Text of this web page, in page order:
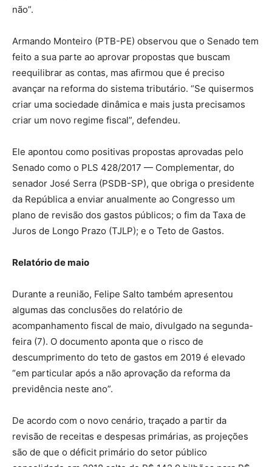
não”.
Armando Monteiro (PTB-PE) observou que o Senado tem
feito a sua parte ao aprovar propostas que buscam
reequilibrar as contas, mas afirmou que é preciso
avançar na reforma do sistema tributário. “Se quisermos
criar uma sociedade dinâmica e mais justa precisamos
criar um novo regime fiscal”, defendeu.
Ele apontou como positivas propostas aprovadas pelo
Senado como o PLS 428/2017 — Complementar, do
senador José Serra (PSDB-SP), que obriga o presidente
da República a enviar anualmente ao Congresso um
plano de revisão dos gastos públicos; o fim da Taxa de
Juros de Longo Prazo (TJLP); e o Teto de Gastos.
Relatório de maio
Durante a reunião, Felipe Salto também apresentou
algumas das conclusões do relatório de
acompanhamento fiscal de maio, divulgado na segunda-
feira (7). O documento aponta que o risco de
descumprimento do teto de gastos em 2019 é elevado
“em particular após a não aprovação da reforma da
previdência neste ano”.
De acordo com o novo cenário, traçado a partir da
revisão de receitas e despesas primárias, as projeções
são de que o déficit primário do setor público